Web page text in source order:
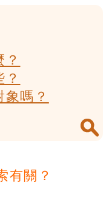
嗎？
有關？